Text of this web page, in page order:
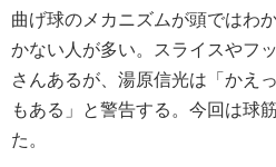
曲げ球のメカニズムが頭ではわ
かない人が多い。スライスやフ
さんあるが、湯原信光は「かえ
もある」と警告する。今回は球
た。